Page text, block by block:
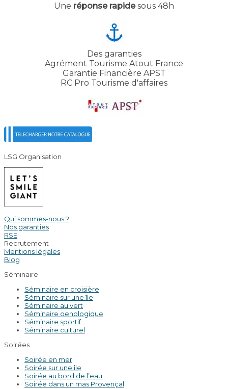
Une réponse rapidesous 48h
Des garanties
Agrément Tourisme Atout France
Garantie Financière APST
RC Pro Tourisme d'affaires
LSG Organisation
Qui sommes-nous ?
Nos garanties
RSE
Recrutement
Mentions légales
Blog
Séminaire
Séminaire en croisière
Séminaire sur une île
Séminaire au vert
Séminaire oenologique
Séminaire sportif
Séminaire culturel
Soirées
Soirée en mer
Soirée sur une île
Soirée au bord de l’eau
Soirée dans un mas Provençal